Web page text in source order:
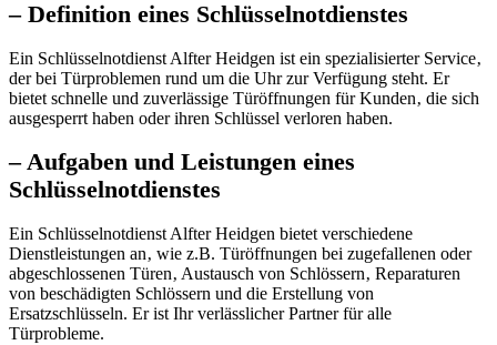
– Definition eines Schlüsselnotdienstes
Ein Schlüsselnotdienst Alfter Heidgen ist ein spezialisierter Service‚
der bei Türproblemen rund um die Uhr zur Verfügung steht. Er
bietet schnelle und zuverlässige Türöffnungen für Kunden‚ die sich
ausgesperrt haben oder ihren Schlüssel verloren haben.
– Aufgaben und Leistungen eines
Schlüsselnotdienstes
Ein Schlüsselnotdienst Alfter Heidgen bietet verschiedene
Dienstleistungen an‚ wie z.​B.​ Türöffnungen bei zugefallenen oder
abgeschlossenen Türen‚ Austausch von Schlössern‚ Reparaturen
von beschädigten Schlössern und die Erstellung von
Ersatzschlüsseln.​ Er ist Ihr verlässlicher Partner für alle
Türprobleme.​